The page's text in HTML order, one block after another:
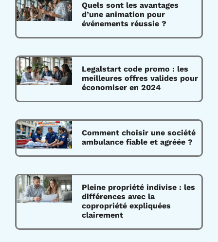
Quels sont les avantages
d’une animation pour
événements réussie ?
Legalstart code promo : les
meilleures offres valides pour
économiser en 2024
Comment choisir une société
ambulance fiable et agréée ?
Pleine propriété indivise : les
différences avec la
copropriété expliquées
clairement